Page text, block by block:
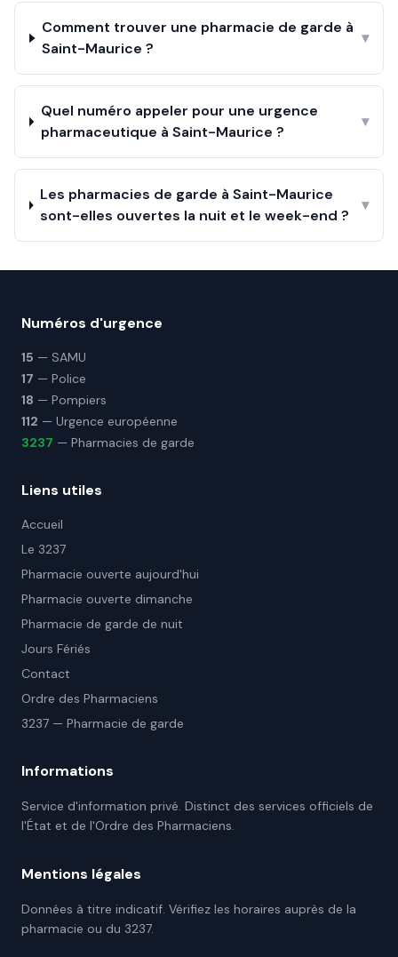
Comment trouver une pharmacie de garde à
Saint-Maurice ?
▾
Quel numéro appeler pour une urgence
pharmaceutique à Saint-Maurice ?
▾
Les pharmacies de garde à Saint-Maurice
sont-elles ouvertes la nuit et le week-end ?
▾
Numéros d'urgence
15 — SAMU
17 — Police
18 — Pompiers
112 — Urgence européenne
3237 — Pharmacies de garde
Liens utiles
Accueil
Le 3237
Pharmacie ouverte aujourd'hui
Pharmacie ouverte dimanche
Pharmacie de garde de nuit
Jours Fériés
Contact
Ordre des Pharmaciens
3237 — Pharmacie de garde
Informations
Service d'information privé. Distinct des services officiels de
l'État et de l'Ordre des Pharmaciens.
Mentions légales
Données à titre indicatif. Vérifiez les horaires auprès de la
pharmacie ou du 3237.